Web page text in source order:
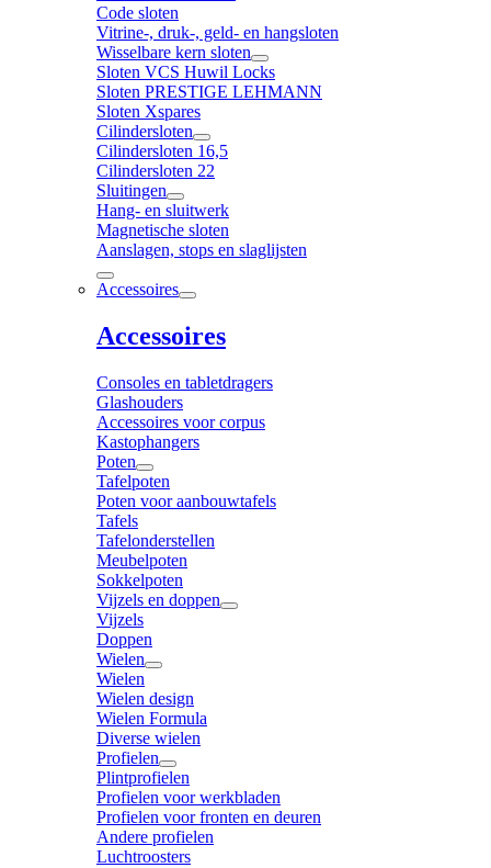
Code sloten
Vitrine-, druk-, geld- en hangsloten
Wisselbare kern sloten
Sloten VCS Huwil Locks
Sloten PRESTIGE LEHMANN
Sloten Xspares
Cilindersloten
Cilindersloten 16,5
Cilindersloten 22
Sluitingen
Hang- en sluitwerk
Magnetische sloten
Aanslagen, stops en slaglijsten
Accessoires
Accessoires
Consoles en tabletdragers
Glashouders
Accessoires voor corpus
Kastophangers
Poten
Tafelpoten
Poten voor aanbouwtafels
Tafels
Tafelonderstellen
Meubelpoten
Sokkelpoten
Vijzels en doppen
Vijzels
Doppen
Wielen
Wielen
Wielen design
Wielen Formula
Diverse wielen
Profielen
Plintprofielen
Profielen voor werkbladen
Profielen voor fronten en deuren
Andere profielen
Luchtroosters